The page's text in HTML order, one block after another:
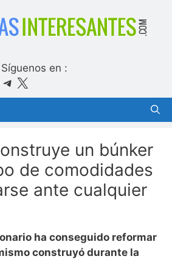
Síguenos en :
Telegram
X
un búnker
de comodidades
ante cualquier
ha conseguido reformar
construyó durante la